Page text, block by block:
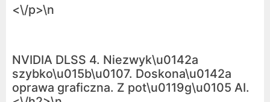
<\/p>\n
NVIDIA DLSS 4. Niezwyk\u0142a
szybko\u015b\u0107. Doskona\u0142a
oprawa graficzna. Z pot\u0119g\u0105 AI.